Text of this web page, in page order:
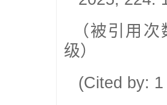
（被引用
级）
(Cited by: